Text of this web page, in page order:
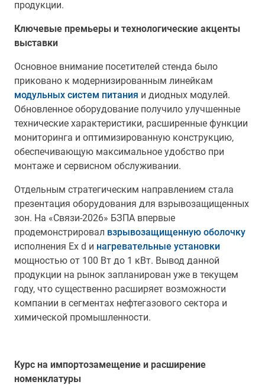
продукции.
Ключевые премьеры и технологические акценты
выставки
Основное внимание посетителей стенда было
приковано к модернизированным линейкам
модульных систем питания и диодных модулей.
Обновленное оборудование получило улучшенные
технические характеристики, расширенные функции
мониторинга и оптимизированную конструкцию,
обеспечивающую максимальное удобство при
монтаже и сервисном обслуживании.
Отдельным стратегическим направлением стала
презентация оборудования для взрывозащищенных
зон. На «Связи-2026» БЗПА впервые
продемонстрировал взрывозащищенную оболочку
исполнения Ex d и нагревательные установки
мощностью от 100 Вт до 1 кВт. Вывод данной
продукции на рынок запланирован уже в текущем
году, что существенно расширяет возможности
компании в сегментах нефтегазового сектора и
химической промышленности.
Курс на импортозамещение и расширение
номенклатуры